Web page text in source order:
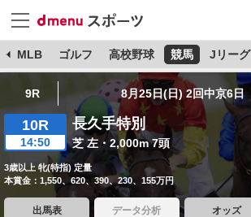
MLB ゴルフ 高校野球 競馬 Jリーグ
9R 8月25日(日) 2回中京6日
10R
14:50
長久手特別
芝 左・2,000m 7頭
3歳以上 牝(特指) 定量
本賞金：1,550、620、390、230、155万円
出馬表 データ分析 オッズ